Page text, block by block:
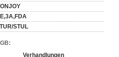
STUL
Verhandlungen